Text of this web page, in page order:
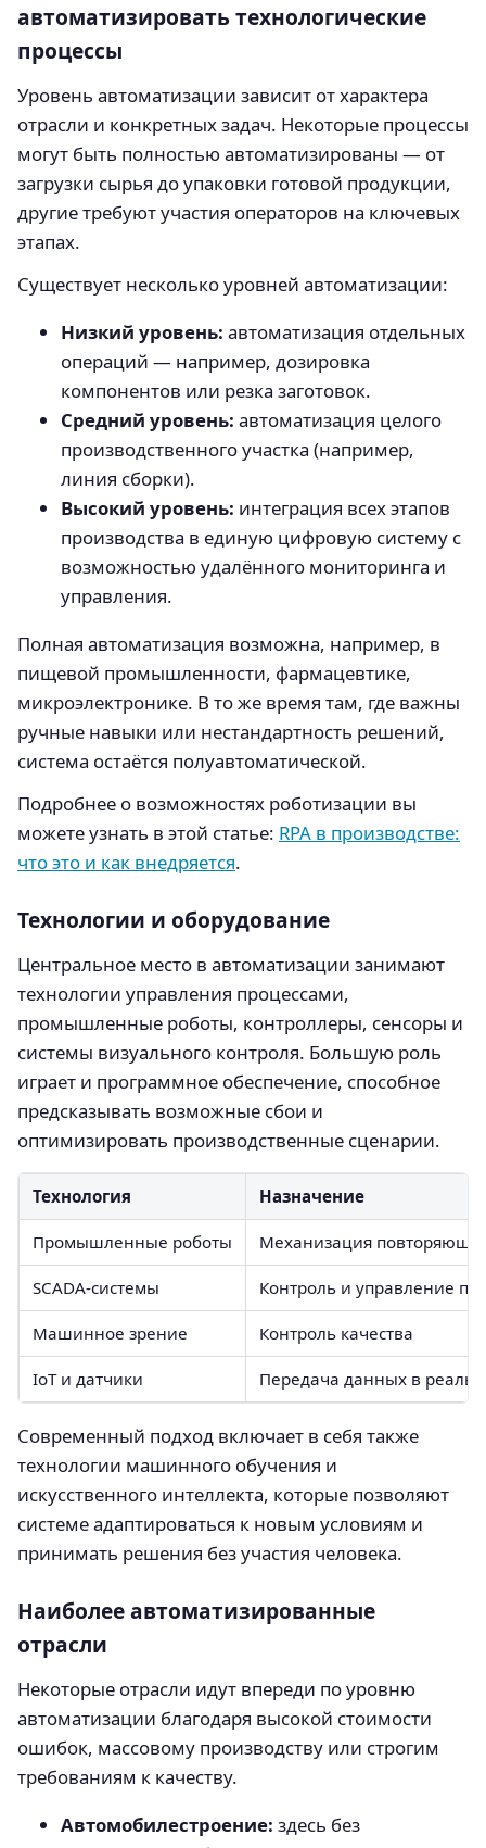
автоматизировать технологические
процессы
Уровень автоматизации зависит от характера
отрасли и конкретных задач. Некоторые процессы
могут быть полностью автоматизированы — от
загрузки сырья до упаковки готовой продукции,
другие требуют участия операторов на ключевых
этапах.
Существует несколько уровней автоматизации:
Низкий уровень: автоматизация отдельных
операций — например, дозировка
компонентов или резка заготовок.
Средний уровень: автоматизация целого
производственного участка (например,
линия сборки).
Высокий уровень: интеграция всех этапов
производства в единую цифровую систему с
возможностью удалённого мониторинга и
управления.
Полная автоматизация возможна, например, в
пищевой промышленности, фармацевтике,
микроэлектронике. В то же время там, где важны
ручные навыки или нестандартность решений,
система остаётся полуавтоматической.
Подробнее о возможностях роботизации вы
можете узнать в этой статье: RPA в производстве:
что это и как внедряется.
Технологии и оборудование
Центральное место в автоматизации занимают
технологии управления процессами,
промышленные роботы, контроллеры, сенсоры и
системы визуального контроля. Большую роль
играет и программное обеспечение, способное
предсказывать возможные сбои и
оптимизировать производственные сценарии.
Технология Назначение
Промышленные роботы Механизация
SCADA-системы Контроль и управление
Машинное зрение Контроль качества
IoT и датчики Передача данных в
Современный подход включает в себя также
технологии машинного обучения и
искусственного интеллекта, которые позволяют
системе адаптироваться к новым условиям и
принимать решения без участия человека.
Наиболее автоматизированные
отрасли
Некоторые отрасли идут впереди по уровню
автоматизации благодаря высокой стоимости
ошибок, массовому производству или строгим
требованиям к качеству.
Автомобилестроение: здесь без